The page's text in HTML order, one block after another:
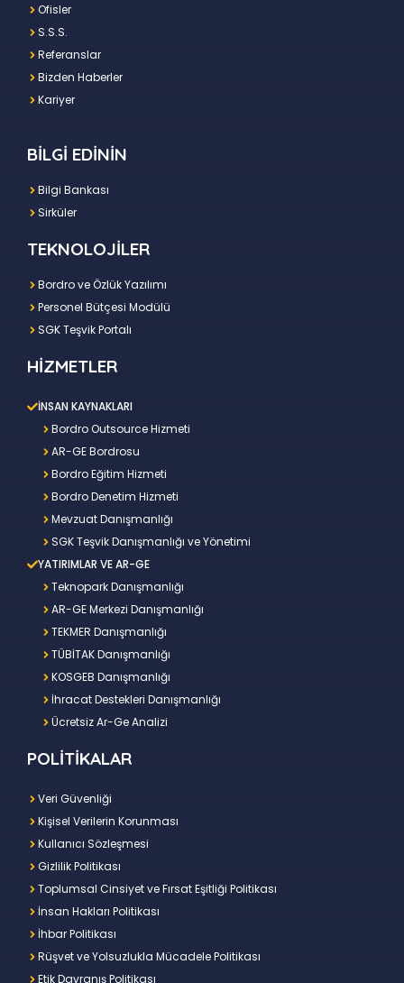
Ofisler
S.S.S.
Referanslar
Bizden Haberler
Kariyer
BİLGİ EDİNİN
Bilgi Bankası
Sirküler
TEKNOLOJİLER
Bordro ve Özlük Yazılımı
Personel Bütçesi Modülü
SGK Teşvik Portalı
HİZMETLER
İNSAN KAYNAKLARI
Bordro Outsource Hizmeti
AR-GE Bordrosu
Bordro Eğitim Hizmeti
Bordro Denetim Hizmeti
Mevzuat Danışmanlığı
SGK Teşvik Danışmanlığı ve Yönetimi
YATIRIMLAR VE AR-GE
Teknopark Danışmanlığı
AR-GE Merkezi Danışmanlığı
TEKMER Danışmanlığı
TÜBİTAK Danışmanlığı
KOSGEB Danışmanlığı
İhracat Destekleri Danışmanlığı
Ücretsiz Ar-Ge Analizi
POLİTİKALAR
Veri Güvenliği
Kişisel Verilerin Korunması
Kullanıcı Sözleşmesi
Gizlilik Politikası
Toplumsal Cinsiyet ve Fırsat Eşitliği Politikası
İnsan Hakları Politikası
İhbar Politikası
Rüşvet ve Yolsuzlukla Mücadele Politikası
Etik Davranış Politikası